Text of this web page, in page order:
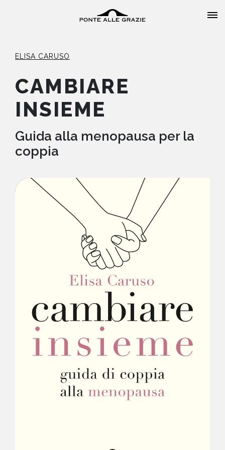
HOME
CHI SIAMO
EVENTI
NEWS
CONTATTI
ELISA CARUSO
CAMBIARE
INSIEME
Guida alla menopausa per la
coppia